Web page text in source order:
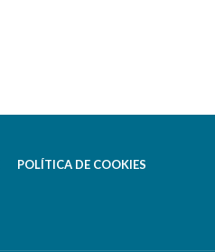
POLÍTICA DE COOKIES